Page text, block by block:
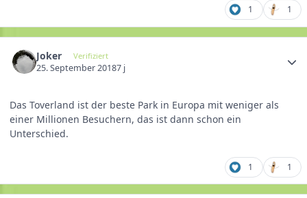
1 1
Joker Verifiziert
25. September 20187 j
Das Toverland ist der beste Park in Europa mit weniger als
einer Millionen Besuchern, das ist dann schon ein
Unterschied.
1 1